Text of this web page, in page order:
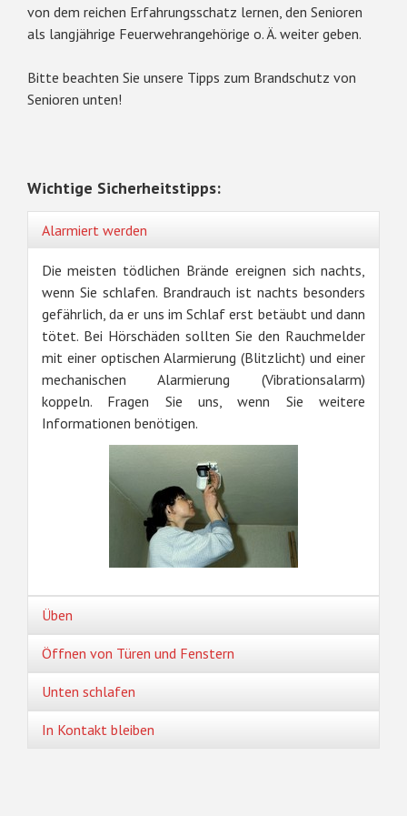
von dem reichen Erfahrungsschatz lernen, den Senioren
als langjährige Feuerwehrangehörige o. Ä. weiter geben.
Bitte beachten Sie unsere Tipps zum Brandschutz von
Senioren unten!
Wichtige Sicherheitstipps:
Alarmiert werden
Die meisten tödlichen Brände ereignen sich nachts,
wenn Sie schlafen. Brandrauch ist nachts besonders
gefährlich, da er uns im Schlaf erst betäubt und dann
tötet. Bei Hörschäden sollten Sie den Rauchmelder
mit einer optischen Alarmierung (Blitzlicht) und einer
mechanischen Alarmierung (Vibrationsalarm)
koppeln. Fragen Sie uns, wenn Sie weitere
Informationen benötigen.
Üben
Öffnen von Türen und Fenstern
Unten schlafen
In Kontakt bleiben